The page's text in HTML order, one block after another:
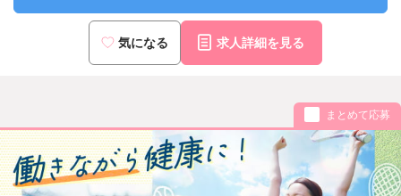
気になる 求人詳細を見る
まとめて応募